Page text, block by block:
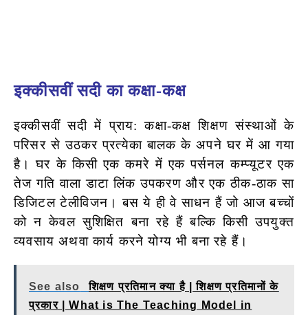
इक्कीसवीं सदी का कक्षा-कक्ष
इक्कीसवीं सदी में प्राय: कक्षा-कक्ष शिक्षण संस्थाओं के
परिसर से उठकर प्रत्येका बालक के अपने घर में आ गया
है। घर के किसी एक कमरे में एक पर्सनल कम्प्यूटर एक
तेज गति वाला डाटा लिंक उपकरण और एक ठीक-ठाक सा
डिजिटल टेलीविजन। बस ये ही वे साधन हैं जो आज बच्चों
को न केवल सुशिक्षित बना रहे हैं बल्कि किसी उपयुक्त
व्यवसाय अथवा कार्य करने योग्य भी बना रहे हैं।
See also
शिक्षण प्रतिमान क्या है | शिक्षण प्रतिमानों के
प्रकार | What is The Teaching Model in